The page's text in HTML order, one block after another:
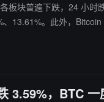
板块普遍下跌，24 小
13.61%。此外，
，其中，MemeCore
3.59%，BTC